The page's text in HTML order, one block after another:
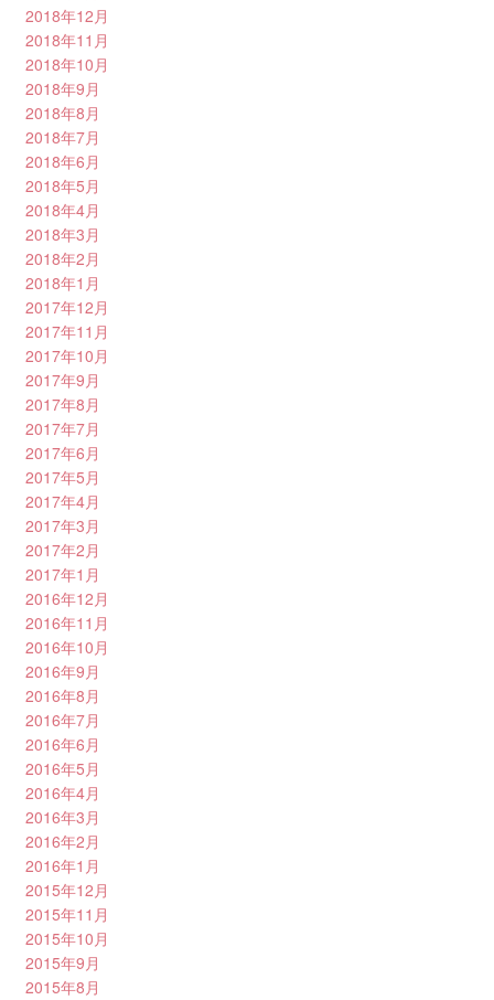
2018年12月
2018年11月
2018年10月
2018年9月
2018年8月
2018年7月
2018年6月
2018年5月
2018年4月
2018年3月
2018年2月
2018年1月
2017年12月
2017年11月
2017年10月
2017年9月
2017年8月
2017年7月
2017年6月
2017年5月
2017年4月
2017年3月
2017年2月
2017年1月
2016年12月
2016年11月
2016年10月
2016年9月
2016年8月
2016年7月
2016年6月
2016年5月
2016年4月
2016年3月
2016年2月
2016年1月
2015年12月
2015年11月
2015年10月
2015年9月
2015年8月